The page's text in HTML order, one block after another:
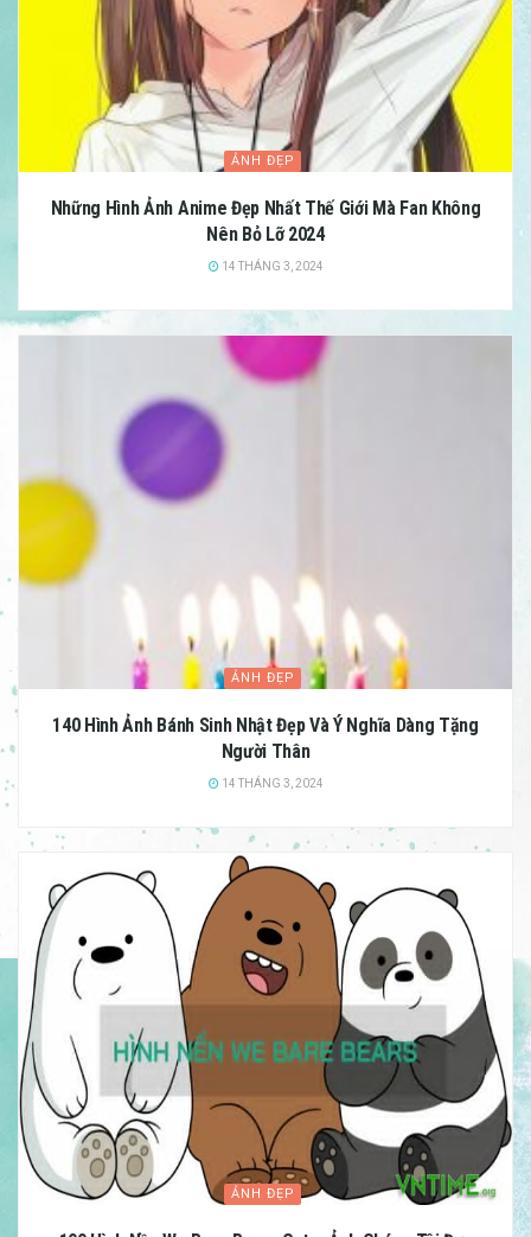
ẢNH ĐẸP
Những Hình Ảnh Anime Đẹp Nhất Thế Giới Mà Fan Không
Nên Bỏ Lỡ 2024
14 THÁNG 3, 2024
ẢNH ĐẸP
140 Hình Ảnh Bánh Sinh Nhật Đẹp Và Ý Nghĩa Dàng Tặng
Người Thân
14 THÁNG 3, 2024
ẢNH ĐẸP